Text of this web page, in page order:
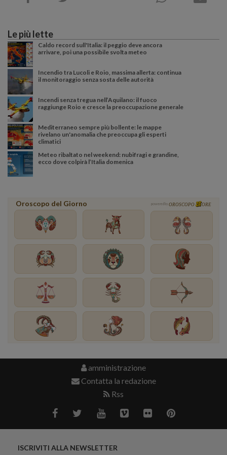
Le più lette
Caldo record sull'Italia: il peggio deve ancora
arrivare, poi una possibile svolta meteo
Incendio tra Lucoli e Roio, massima allerta: continua
il monitoraggio senza sosta delle autorità
Incendi senza tregua nell’Aquilano: il fuoco
raggiunge Roio e cresce la preoccupazione generale
Mediterraneo sempre più bollente: le mappe
rivelano un'anomalia che preoccupa gli esperti
climatici
Meteo ribaltato nel weekend: nubifragi e grandine,
ecco dove colpirà l’Italia domenica
Oroscopo del Giorno powered by OROSCOPO ORE
amministrazione
Contatta la redazione
Rss
ISCRIVITI ALLA NEWSLETTER